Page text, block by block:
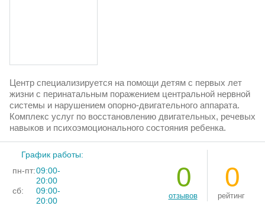
Центр специализируется на помощи детям с первых лет
жизни с перинатальным поражением центральной нервной
системы и нарушением опорно-двигательного аппарата.
Комплекс услуг по восстановлению двигательных, речевых
навыков и психоэмоционального состояния ребенка.
График работы:
пн-пт:09:00-
20:00
сб:
09:00-
20:00
0
отзывов
0
рейтинг